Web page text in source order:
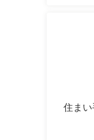
住ま